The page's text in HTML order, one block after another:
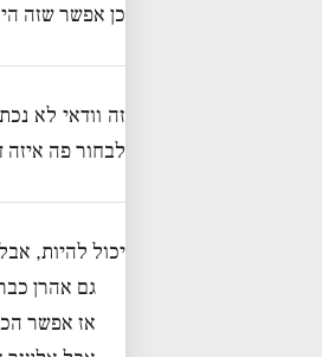
כן אפשר שזה
זה וודאי לא
לבחור פה איזה
יכול להיות,
גם אהרן
אז אפשר